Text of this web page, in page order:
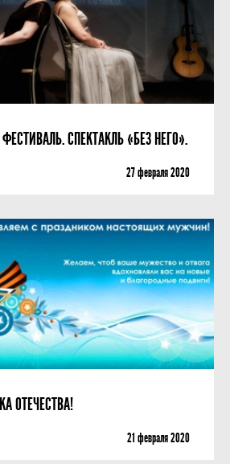
СПЕКТАКЛЬ «БЕЗ НЕГО».
27 февраля 2020
ОТЕЧЕСТВА!
21 февраля 2020